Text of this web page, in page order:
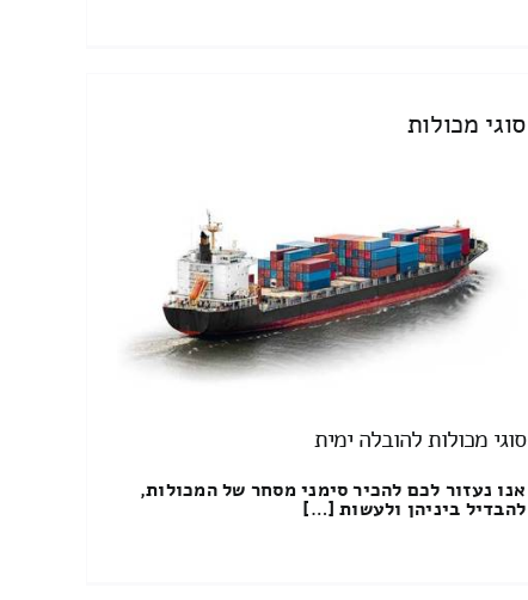
סוגי מכולות
סוגי מכולות להובלה ימית
אנו נעזור לכם להכיר סימני מסחר של המכולות,
להבדיל ביניהן ולעשות […]